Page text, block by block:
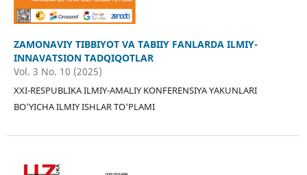
ZAMONAVIY TIBBIYOT VA TABIIY FANLARDA ILMIY-
INNAVATSION TADQIQOTLAR
Vol. 3 No. 10 (2025)
XXI-RESPUBLIKA ILMIY-AMALIY KONFERENSIYA YAKUNLARI
BO'YICHA ILMIY ISHLAR TO'PLAMI